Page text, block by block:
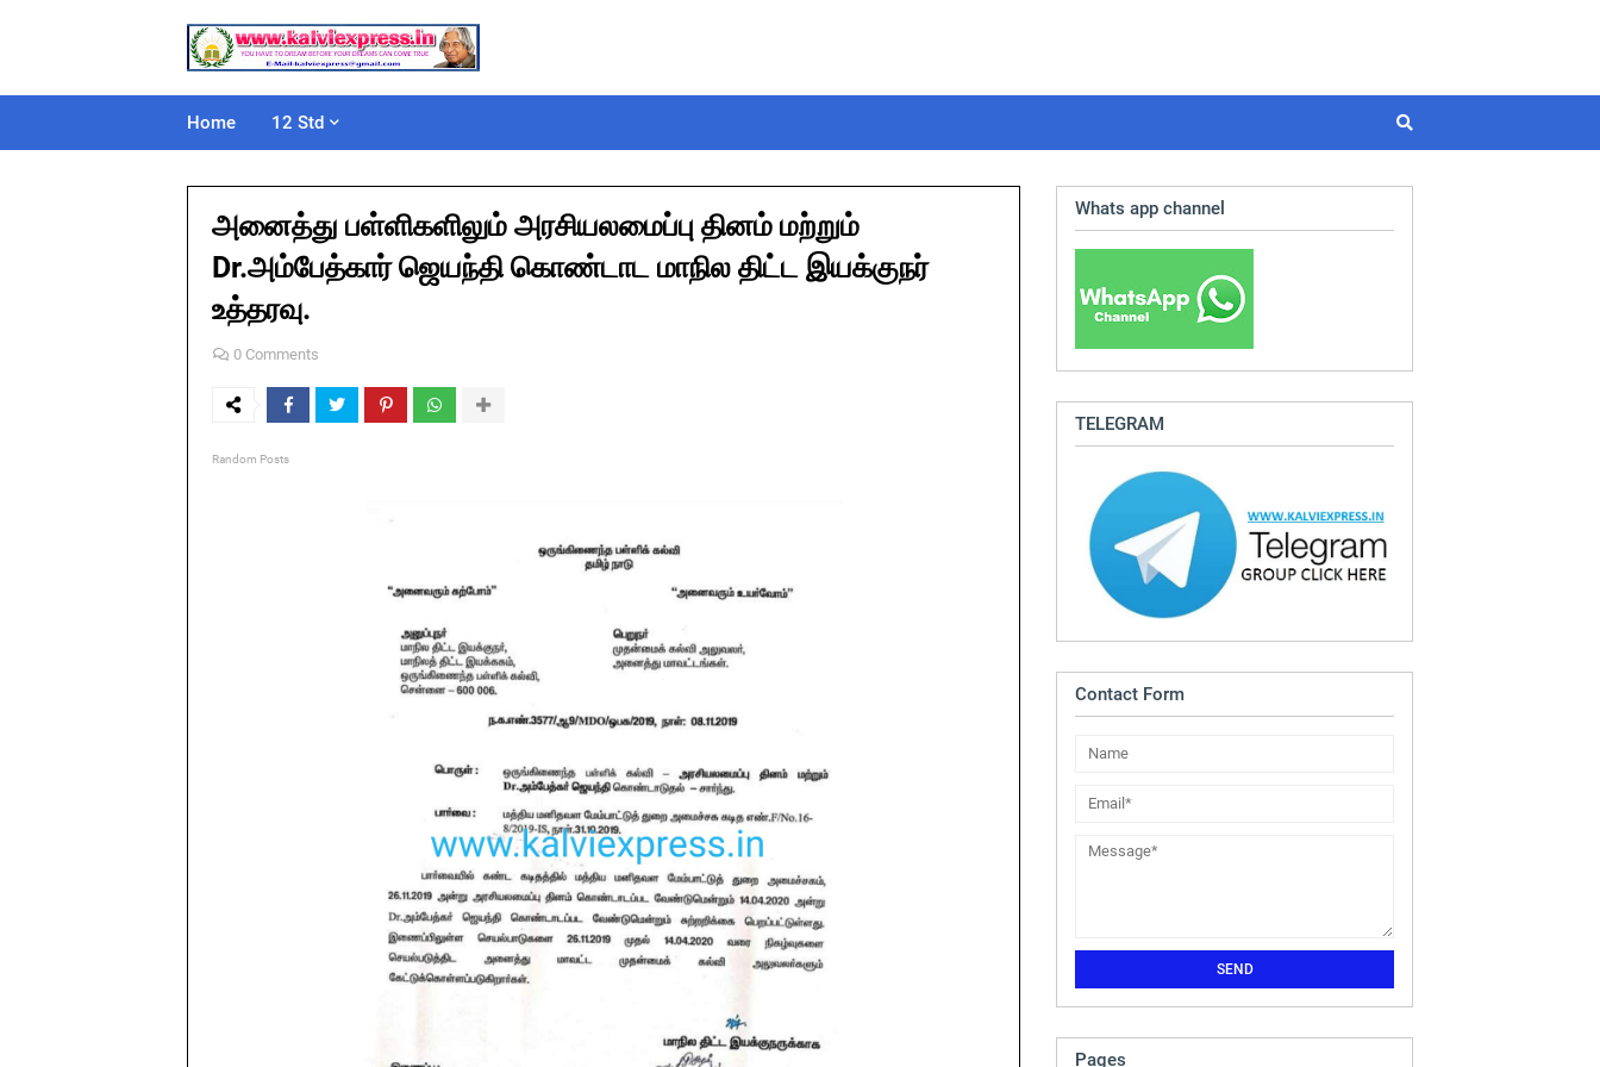
Home 12 Std
அனைத்து பள்ளிகளிலும் அரசியலமைப்பு தினம் மற்றும்
Dr.அம்பேத்கார் ஜெயந்தி கொண்டாட மாநில திட்ட இயக்குநர்
உத்தரவு.
0 Comments
Random Posts
Whats app channel
TELEGRAM
Contact Form
Pages